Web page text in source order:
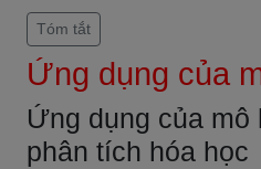
Tóm tắt
Ứng dụng của
Ứng dụng của mô
phân tích hóa học